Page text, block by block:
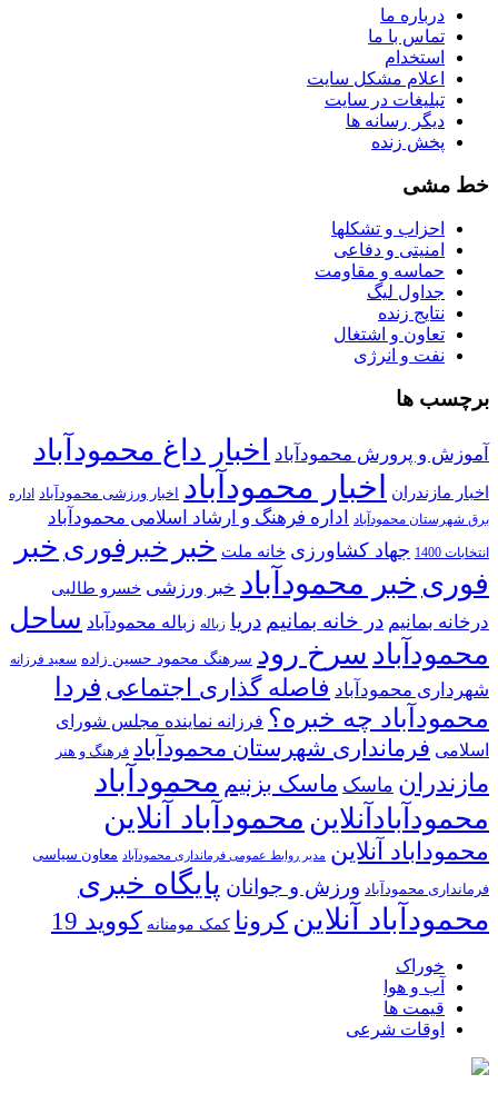
درباره ما
تماس با ما
استخدام
اعلام مشکل سایت
تبلیغات در سایت
ديگر رسانه ها
پخش زنده
خط مشی
احزاب و تشکلها
امنیتی و دفاعی
حماسه و مقاومت
جداول لیگ
نتایج زنده
تعاون و اشتغال
نفت و انرژی
برچسب ها
آموزش و پرورش محمودآباد اخبار داغ محمودآباد
اخبار مازندران اخبار محمودآباد اخبار ورزشی محمودآباد اداره
برق شهرستان محمودآباد
اداره فرهنگ و ارشاد اسلامی محمودآباد
انتخابات 1400 جهاد کشاورزی خانه ملت خبر خبرفوری خبر
فوری خبر محمودآباد خبر ورزشی خسرو طالبی
درخانه بمانیم در خانه بمانیم دریا زباله زباله محمودآباد ساحل
محمودآباد سرخ رود سرهنگ محمود حسین زاده سعید فرزانه
شهرداری محمودآباد فاصله گذاری اجتماعی فردا
محمودآباد چه خبره؟ فرزانه نماینده مجلس شورای
اسلامی فرمانداری شهرستان محمودآباد فرهنگ و هنر
مازندران ماسک ماسک بزنیم محمودآباد
محمودآبادآنلاین محمودآباد آنلاین
محموداباد آنلاین مدیر روابط عمومی فرمانداری محمودآباد معاون سیاسی
فرمانداری محمودآباد ورزش و جوانان پایگاه خبری
محمودآباد آنلاین کرونا کمک مومنانه کووید 19
خوراک
آب و هوا
قیمت ها
اوقات شرعی